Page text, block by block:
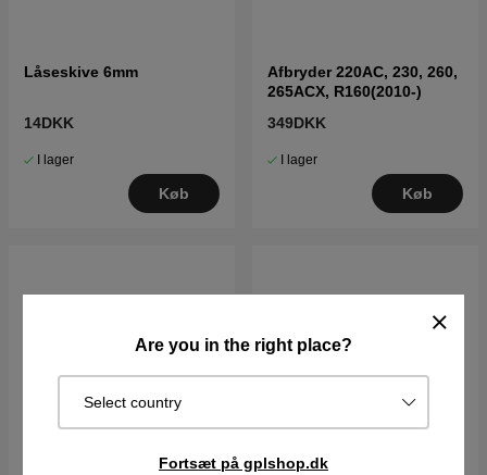
Are you in the right place?
Select country
Fortsæt på gplshop.dk
Låseskive 6mm
14DKK
I lager
Køb
Afbryder 220AC, 230, 260,
265ACX, R160(2010-)
349DKK
I lager
Køb